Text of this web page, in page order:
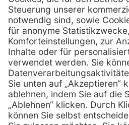
Hans-
D-49078
Telefon: 0800
Telefon:0800
E-Mail:info @
Services
Serviceversprechen